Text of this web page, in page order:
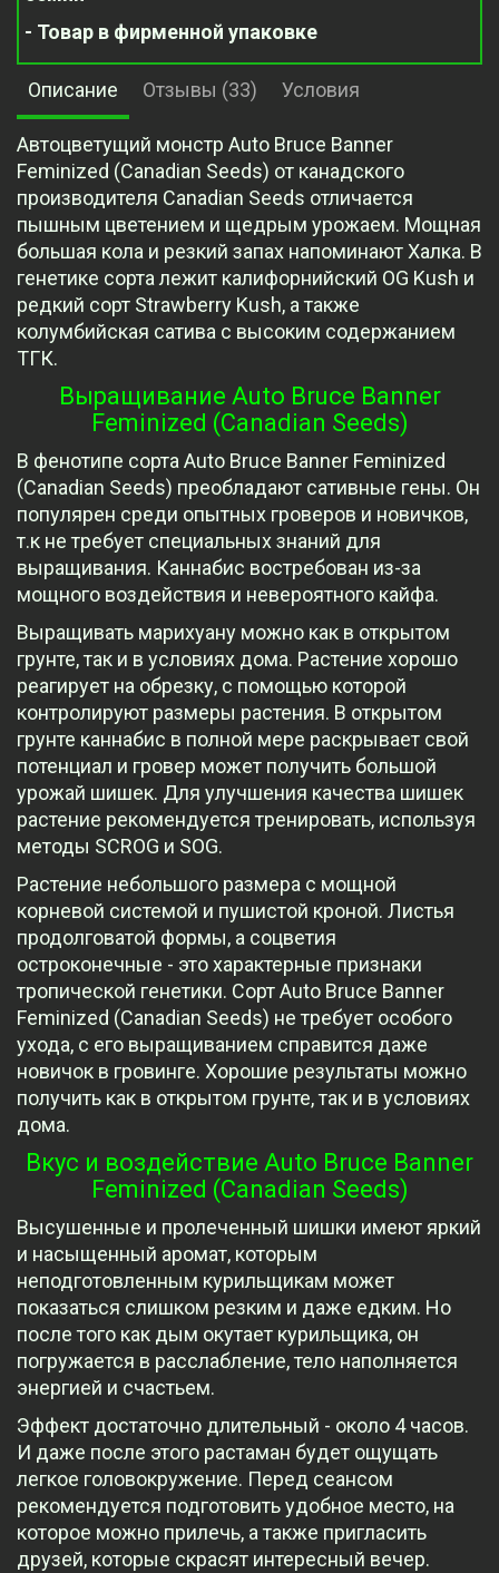
- Товар в фирменной упаковке
Описание Отзывы (33) Условия
Автоцветущий монстр Auto Bruce Banner
Feminized (Canadian Seeds) от канадского
производителя Canadian Seeds отличается
пышным цветением и щедрым урожаем. Мощная
большая кола и резкий запах напоминают Халка. В
генетике сорта лежит калифорнийский OG Kush и
редкий сорт Strawberry Kush, а также
колумбийская сатива с высоким содержанием
ТГК.
Выращивание Auto Bruce Banner
Feminized (Canadian Seeds)
В фенотипе сорта Auto Bruce Banner Feminized
(Canadian Seeds) преобладают сативные гены. Он
популярен среди опытных гроверов и новичков,
т.к не требует специальных знаний для
выращивания. Каннабис востребован из-за
мощного воздействия и невероятного кайфа.
Выращивать марихуану можно как в открытом
грунте, так и в условиях дома. Растение хорошо
реагирует на обрезку, с помощью которой
контролируют размеры растения. В открытом
грунте каннабис в полной мере раскрывает свой
потенциал и гровер может получить большой
урожай шишек. Для улучшения качества шишек
растение рекомендуется тренировать, используя
методы SCROG и SOG.
Растение небольшого размера с мощной
корневой системой и пушистой кроной. Листья
продолговатой формы, а соцветия
остроконечные - это характерные признаки
тропической генетики. Сорт Auto Bruce Banner
Feminized (Canadian Seeds) не требует особого
ухода, с его выращиванием справится даже
новичок в гровинге. Хорошие результаты можно
получить как в открытом грунте, так и в условиях
дома.
Вкус и воздействие Auto Bruce Banner
Feminized (Canadian Seeds)
Высушенные и пролеченный шишки имеют яркий
и насыщенный аромат, которым
неподготовленным курильщикам может
показаться слишком резким и даже едким. Но
после того как дым окутает курильщика, он
погружается в расслабление, тело наполняется
энергией и счастьем.
Эффект достаточно длительный - около 4 часов.
И даже после этого растаман будет ощущать
легкое головокружение. Перед сеансом
рекомендуется подготовить удобное место, на
которое можно прилечь, а также пригласить
друзей, которые скрасят интересный вечер.